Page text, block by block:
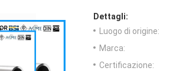
Dettagli:
Luogo di origine:
Marca:
Certificazione: